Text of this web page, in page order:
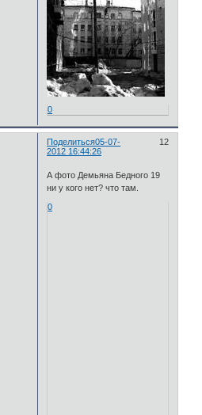
0
Поделиться 12
05-07-
2012 16:44:26
А фото Демьяна Бедного 19
ни у кого нет? что там.
0